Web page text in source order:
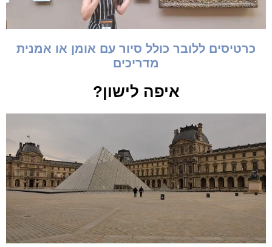
כרטיסים ללובר כולל סיור עם אומן או אמנית
מדריכים
איפה לישון?